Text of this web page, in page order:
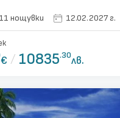
15 дни / 11 нощувки 12.02.2027 г.
€ / 10835.30лв.